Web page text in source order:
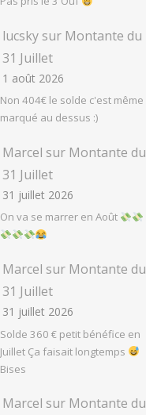
lucsky sur Montante du
31 Juillet
1 août 2026
Non 404€ le solde c'est même
marqué au dessus :)
Marcel sur Montante du
31 Juillet
31 juillet 2026
On va se marrer en Août
Marcel sur Montante du
31 Juillet
31 juillet 2026
Solde 360 € petit bénéfice en
Juillet Ça faisait longtemps
Bises
Marcel sur Montante du